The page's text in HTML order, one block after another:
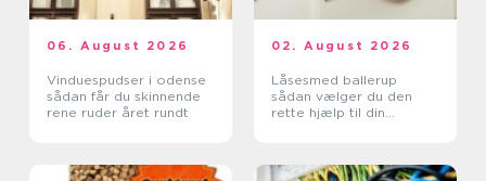
06. August 2026
Vinduespudser i odense
sådan får du skinnende
rene ruder året rundt
02. August 2026
Låsesmed ballerup
sådan vælger du den
rette hjælp til din